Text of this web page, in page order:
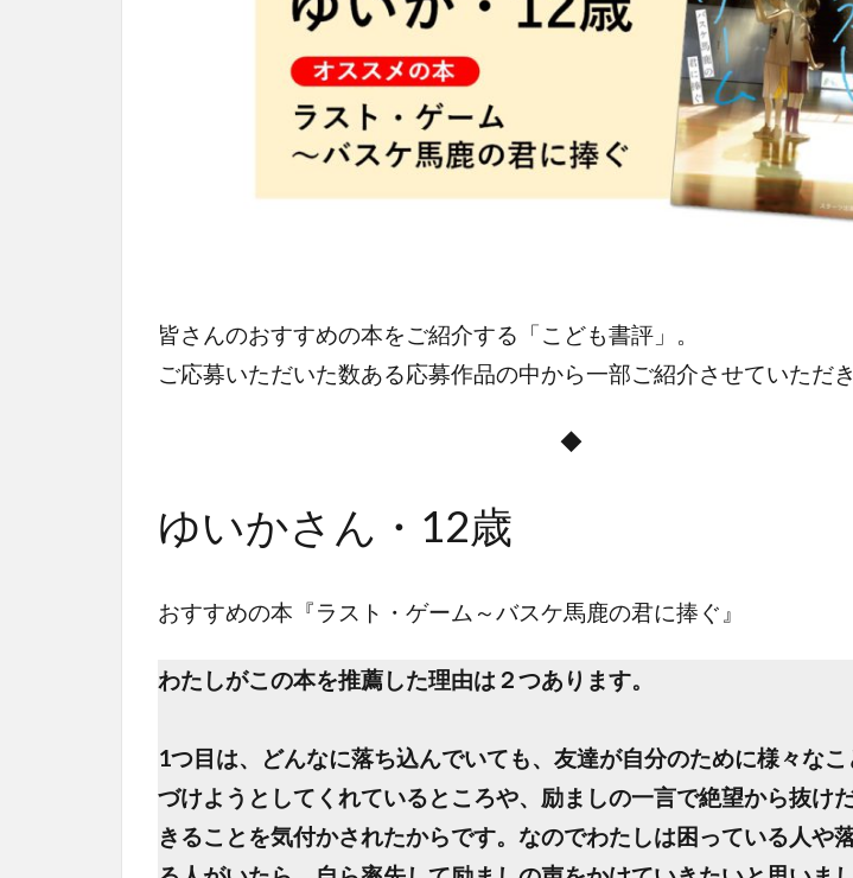
皆さんのおすすめの本をご紹介する「こども書評」。
ご応募いただいた数ある応募作品の中から一部ご紹介させていただき
◆
ゆいかさん・12歳
おすすめの本『ラスト・ゲーム～バスケ馬鹿の君に捧ぐ』
わたしがこの本を推薦した理由は２つあります。
1つ目は、どんなに落ち込んでいても、友達が自分のために様々な
づけようとしてくれているところや、励ましの一言で絶望から抜け
きることを気付かされたからです。なのでわたしは困っている人や